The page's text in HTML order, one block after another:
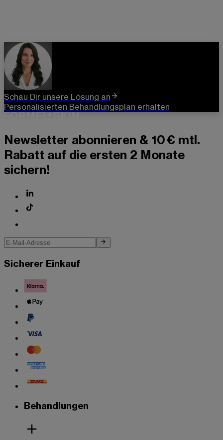
Schau Dir unsere Lösung an
Personalisierten Behandlungsplan erhalten
Newsletter abonnieren & 10 € mtl.
Rabatt auf die ersten 2 Monate
sichern!
Sicherer Einkauf
Behandlungen